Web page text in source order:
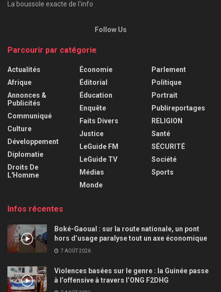
La boussole exacte de l'info
Follow Us
Parcourir par catégorie
Actualités
Afrique
Annonces &
Publicités
Communiqué
Culture
Développement
Diplomatie
Droits De
L'Homme
Économie
Éditorial
Éducation
Enquête
Faits Divers
Justice
LeGuide FM
LeGuide TV
Médias
Monde
Parlement
Politique
Portrait
Publireportages
RELIGION
Santé
SÉCURITÉ
Société
Sports
Infos récentes
Boké-Gaoual : sur la route nationale, un pont
hors d’usage paralyse tout un axe économique
7 AOÛT 2026
Violences basées sur le genre : la Guinée passe
à l’offensive à travers l’ONG F2DHG